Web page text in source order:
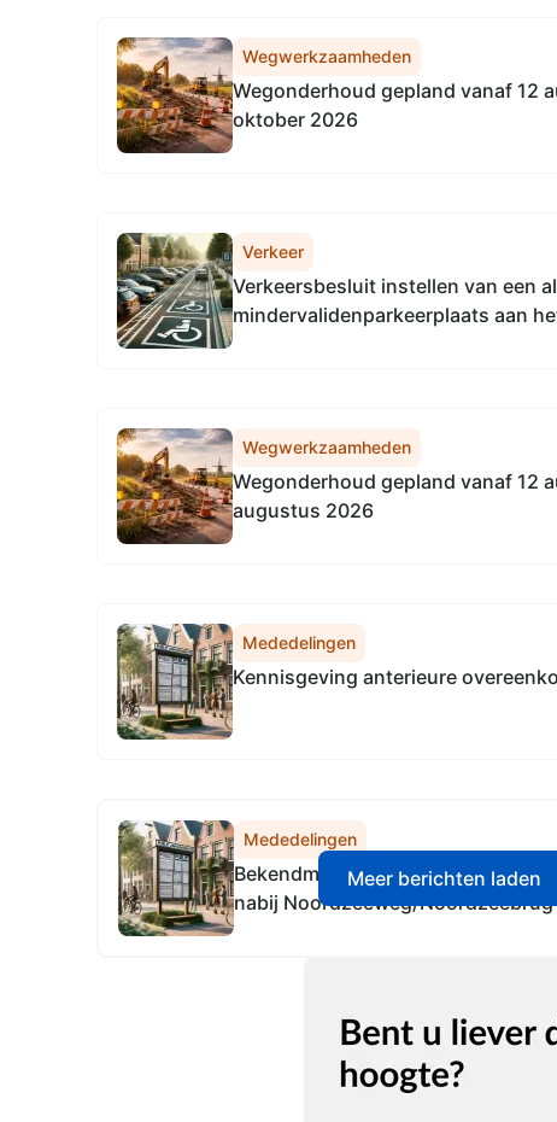
Wegwerkzaamheden
Wegonderhoud gepland vanaf 12
oktober 2026
Verkeer
Verkeersbesluit instellen van een
mindervalidenparkeerplaats aan
Wegwerkzaamheden
Wegonderhoud gepland vanaf 12
augustus 2026
Mededelingen
Kennisgeving anterieure
Mededelingen
Bekendmaking voorgenomen
nabij Noordzeeweg/
Meer berichten laden